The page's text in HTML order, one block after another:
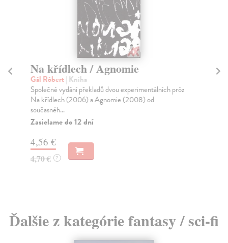
Na křídlech / Agnomie
Gál Róbert| Kniha
Společné vydání překladů dvou experimentálních próz
Na křídlech (2006) a Agnomie (2008) od
současnéh...
Zasielame do 12 dní
4,56 €
4,70 € ?
Ďalšie z kategórie fantasy / sci-fi